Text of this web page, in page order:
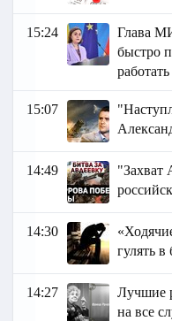
15:24
Глава
быстро
15:07
14:49
"Захват
14:30
гулять
14:27
Лучшие
на все